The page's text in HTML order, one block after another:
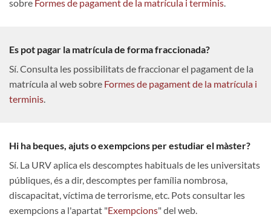
sobre Formes de pagament de la matrícula i terminis.
Es pot pagar la matrícula de forma fraccionada?
Sí. Consulta les possibilitats de fraccionar el pagament de la
matrícula al web sobre Formes de pagament de la matrícula i
terminis.
Hi ha beques, ajuts o exempcions per estudiar el màster?
Sí. La URV aplica els descomptes habituals de les universitats
públiques, és a dir, descomptes per família nombrosa,
discapacitat, víctima de terrorisme, etc. Pots consultar les
exempcions a l'apartat "Exempcions" del web.